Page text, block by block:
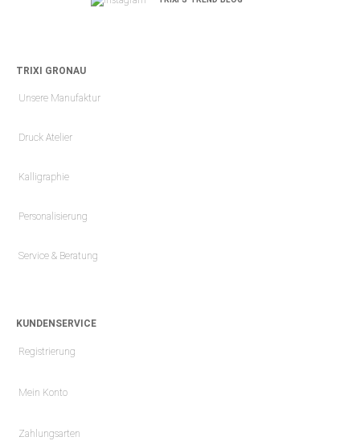
TRIXI GRONAU
Unsere Manufaktur
Druck Atelier
Kalligraphie
Personalisierung
Service & Beratung
KUNDENSERVICE
Registrierung
Mein Konto
Zahlungsarten